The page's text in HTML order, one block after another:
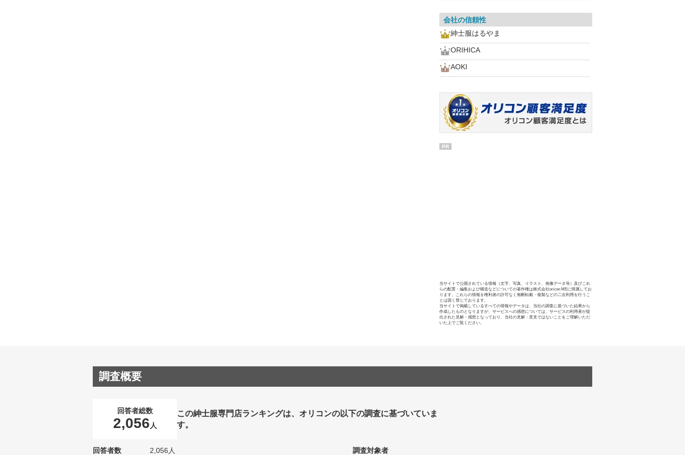
会社の信頼性
紳士服はるやま
ORIHICA
AOKI
PR
当サイトで公開されている情報（文字、写真、イラスト、画像データ等）及びこれ
らの配置・編集および構造などについての著作権は株式会社oricon MEに帰属してお
ります。これらの情報を権利者の許可なく無断転載・複製などの二次利用を行うこ
とは固く禁じております。
当サイトで掲載しているすべての情報やデータは、当社の調査に基づいた結果から
作成したものとなりますが、サービスへの感想については、サービスの利用者が提
出された見解・感想となっており、当社の見解・意見ではないことをご理解いただ
いた上でご覧ください。
調査概要
回答者総数
2,056 人
この紳士服専門店ランキングは、オリコンの以下の調査に基づいていま
す。
回答者数
2,056人
調査対象者